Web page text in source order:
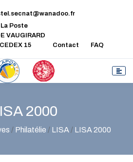
Poste
VAUGIRARD
15
Contact FAQ
2000
/ Philatélie / LISA / LISA 2000